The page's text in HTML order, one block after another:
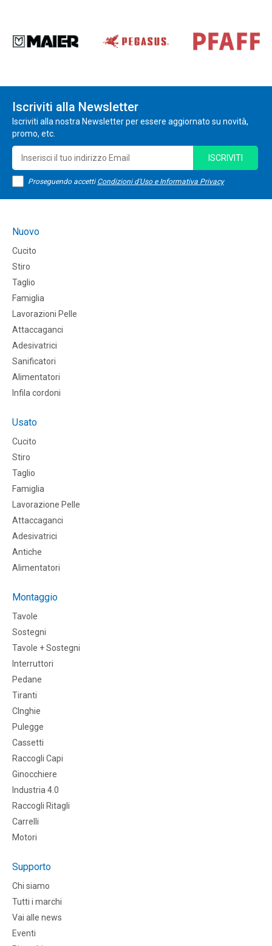
Iscriviti alla Newsletter
Iscriviti alla nostra Newsletter per essere aggiornato su novità,
promo, etc.
Proseguendo accetti Condizioni d'Uso e Informativa Privacy
ISCRIVITI
Nuovo
Cucito
Stiro
Taglio
Famiglia
Lavorazioni Pelle
Attaccaganci
Adesivatrici
Sanificatori
Alimentatori
Infila cordoni
Usato
Cucito
Stiro
Taglio
Famiglia
Lavorazione Pelle
Attaccaganci
Adesivatrici
Antiche
Alimentatori
Montaggio
Tavole
Sostegni
Tavole + Sostegni
Interruttori
Pedane
Tiranti
CInghie
Pulegge
Cassetti
Raccogli Capi
Ginocchiere
Industria 4.0
Raccogli Ritagli
Carrelli
Motori
Supporto
Chi siamo
Tutti i marchi
Vai alle news
Eventi